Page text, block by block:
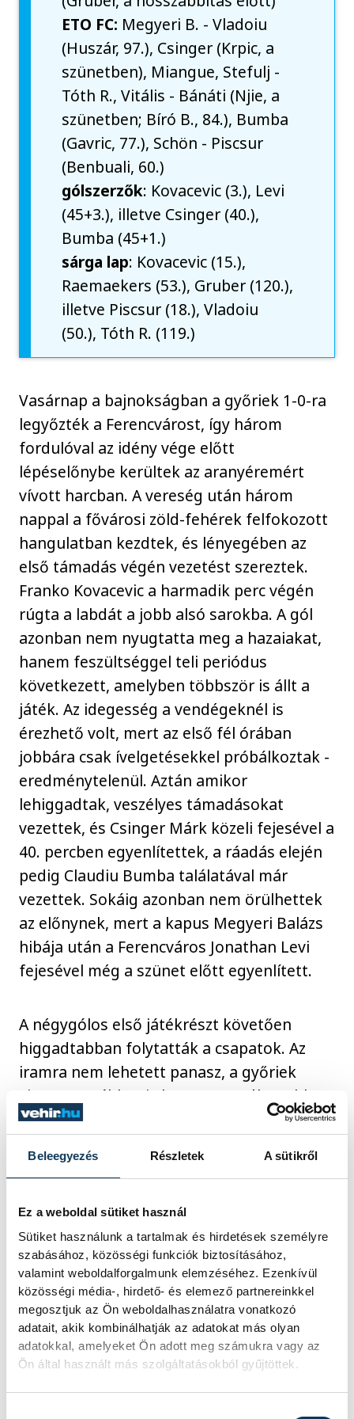
Beleegyezés Részletek A sütikről
Ez a weboldal sütiket használ
Sütiket használunk a tartalmak és hirdetések személyre
szabásához, közösségi funkciók biztosításához,
valamint weboldalforgalmunk elemzéséhez. Ezenkívül
közösségi média-, hirdető- és elemező partnereinkkel
megosztjuk az Ön weboldalhasználatra vonatkozó
adatait, akik kombinálhatják az adatokat más olyan
adatokkal, amelyeket Ön adott meg számukra vagy az
Ön által használt más szolgáltatásokból gyűjtöttek.
ETO FC: Megyeri B. - Vladoiu
(Huszár, 97.), Csinger (Krpic, a
szünetben), Miangue, Stefulj -
Tóth R., Vitális - Bánáti (Njie, a
szünetben; Bíró B., 84.), Bumba
(Gavric, 77.), Schön - Piscsur
(Benbuali, 60.)
gólszerzők: Kovacevic (3.), Levi
(45+3.), illetve Csinger (40.),
Bumba (45+1.)
sárga lap: Kovacevic (15.),
Raemaekers (53.), Gruber (120.),
illetve Piscsur (18.), Vladoiu
(50.), Tóth R. (119.)
Vasárnap a bajnokságban a győriek 1-0-ra
legyőzték a Ferencvárost, így három
fordulóval az idény vége előtt
lépéselőnybe kerültek az aranyéremért
vívott harcban. A vereség után három
nappal a fővárosi zöld-fehérek felfokozott
hangulatban kezdtek, és lényegében az
első támadás végén vezetést szereztek.
Franko Kovacevic a harmadik perc végén
rúgta a labdát a jobb alsó sarokba. A gól
azonban nem nyugtatta meg a hazaiakat,
hanem feszültséggel teli periódus
következett, amelyben többször is állt a
játék. Az idegesség a vendégeknél is
érezhető volt, mert az első fél órában
jobbára csak ívelgetésekkel próbálkoztak -
eredménytelenül. Aztán amikor
lehiggadtak, veszélyes támadásokat
vezettek, és Csinger Márk közeli fejesével a
40. percben egyenlítettek, a ráadás elején
pedig Claudiu Bumba találatával már
vezettek. Sokáig azonban nem örülhettek
az előnynek, mert a kapus Megyeri Balázs
hibája után a Ferencváros Jonathan Levi
fejesével még a szünet előtt egyenlített.
A négygólos első játékrészt követően
higgadtabban folytatták a csapatok. Az
iramra nem lehetett panasz, a győriek
viszont továbbra is kapura veszélyesebben
futballoztak, Bumba és Olekszandr Piscsur
első hazai lehetőségére a 62. percig kellett
lövése is célt tévesztett. Közvetlenül a
rendes játékidő letelte előtt Lenny Joseph
kapásból csaknem eldöntötte a mérkőzést,
de a labda a bal kapufa mellé csavarodott.
A hosszabbítás első félidejében Daniel
Stefulj bevette a Ferencváros kapuját, de
előtte a lesen álló Nadir Benbualitól kapta